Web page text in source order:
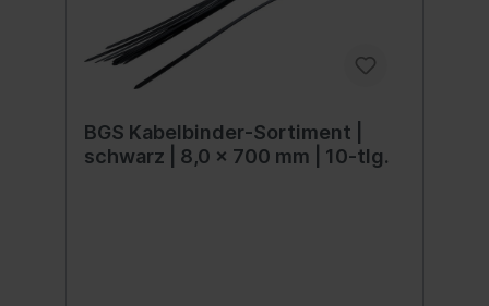
BGS Kabelbinder-Sortiment |
schwarz | 8,0 x 700 mm | 10-tlg.